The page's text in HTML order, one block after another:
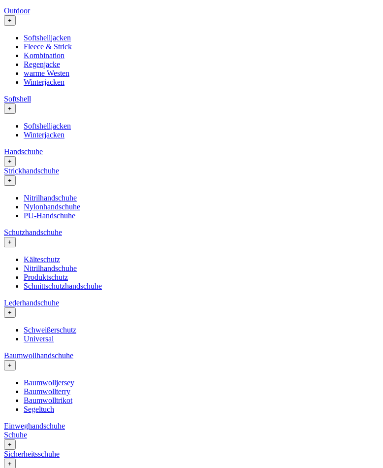
Outdoor
+
Softshelljacken
Fleece & Strick
Kombination
Regenjacke
warme Westen
Winterjacken
Softshell
+
Softshelljacken
Winterjacken
Handschuhe
+
Strickhandschuhe
+
Nitrilhandschuhe
Nylonhandschuhe
PU-Handschuhe
Schutzhandschuhe
+
Kälteschutz
Nitrilhandschuhe
Produktschutz
Schnittschutzhandschuhe
Lederhandschuhe
+
Schweißerschutz
Universal
Baumwollhandschuhe
+
Baumwolljersey
Baumwollterry
Baumwolltrikot
Segeltuch
Einweghandschuhe
Schuhe
+
Sicherheitsschuhe
+